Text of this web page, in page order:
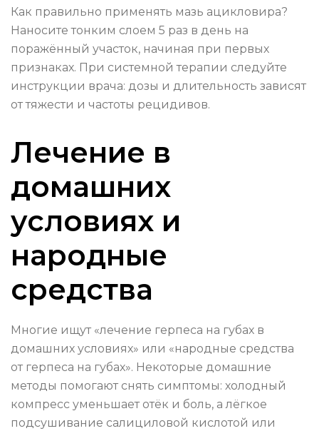
Как правильно применять мазь ацикловира?
Наносите тонким слоем 5 раз в день на
поражённый участок, начиная при первых
признаках. При системной терапии следуйте
инструкции врача: дозы и длительность зависят
от тяжести и частоты рецидивов.
Лечение в
домашних
условиях и
народные
средства
Многие ищут «лечение герпеса на губах в
домашних условиях» или «народные средства
от герпеса на губах». Некоторые домашние
методы помогают снять симптомы: холодный
компресс уменьшает отёк и боль, а лёгкое
подсушивание салициловой кислотой или